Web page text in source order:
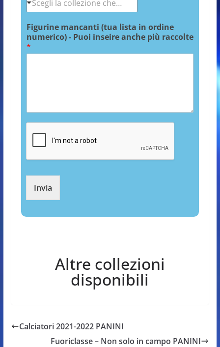
Figurine mancanti (tua lista in ordine
numerico) - Puoi inseire anche più raccolte
*
Invia
Altre collezioni
disponibili
Calciatori 2021-2022 PANINI
Fuoriclasse – Non solo in campo PANINI